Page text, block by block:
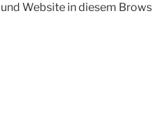
Website in diesem